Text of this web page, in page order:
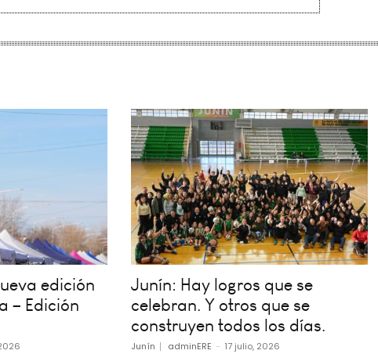
edición
– Edición
Junín: Hay logros que se
celebran. Y otros que se
construyen todos los días.
Junín adminERE - 17 julio, 2026